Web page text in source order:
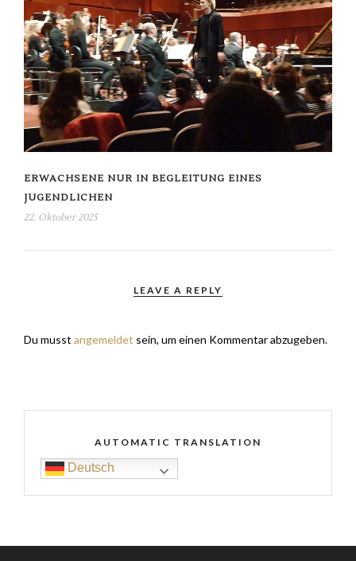
ERWACHSENE NUR IN BEGLEITUNG EINES
JUGENDLICHEN
22. Oktober 2025
LEAVE A REPLY
Du musst angemeldet sein, um einen Kommentar abzugeben.
AUTOMATIC TRANSLATION
Deutsch